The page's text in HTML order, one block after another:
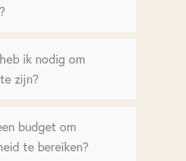
ik nodig om
zijn?
budget om
te bereiken?